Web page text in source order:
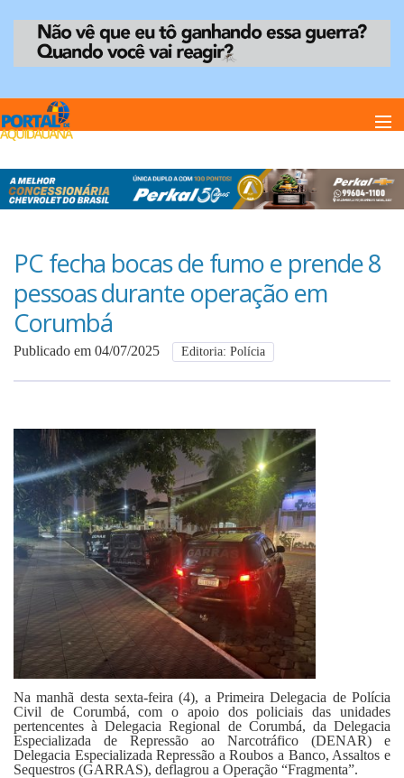
Home
Anuncie
Anuncie
PC fecha bocas de fumo e prende 8
pessoas durante operação em
Corumbá
Publicado em 04/07/2025 Editoria: Polícia
Na manhã desta sexta-feira (4), a Primeira Delegacia de Polícia
Civil de Corumbá, com o apoio dos policiais das unidades
pertencentes à Delegacia Regional de Corumbá, da Delegacia
Especializada de Repressão ao Narcotráfico (DENAR) e
Delegacia Especializada Repressão a Roubos a Banco, Assaltos e
Sequestros (GARRAS), deflagrou a Operação “Fragmenta”.